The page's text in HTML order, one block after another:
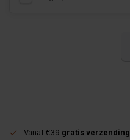
Vanaf €39 gratis verzending